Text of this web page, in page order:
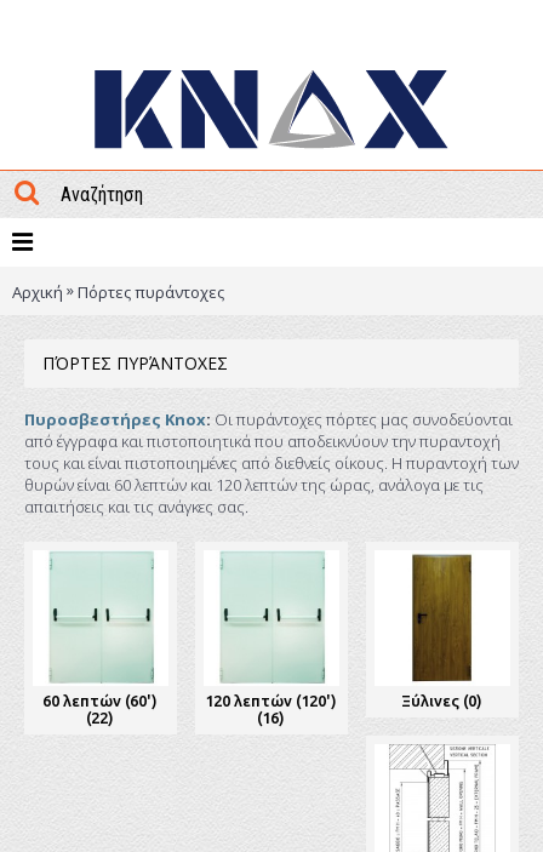
Αρχική »Πόρτες πυράντοχες
ΠΌΡΤΕΣ ΠΥΡΆΝΤΟΧΕΣ
Πυροσβεστήρες Knox: Οι πυράντοχες πόρτες μας συνοδεύονται
από έγγραφα και πιστοποιητικά που αποδεικνύουν την πυραντοχή
τους και είναι πιστοποιημένες από διεθνείς οίκους. Η πυραντοχή των
θυρών είναι 60 λεπτών και 120 λεπτών της ώρας, ανάλογα με τις
απαιτήσεις και τις ανάγκες σας.
60 λεπτών (60')
(22)
120 λεπτών (120')
(16)
Ξύλινες (0)